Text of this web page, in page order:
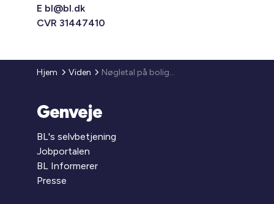
E bl@bl.dk
CVR 31447410
Hjem Viden Nøgletal på boligområder kan bestilles hos Danmarks Statistik
Genveje
BL's selvbetjening
Jobportalen
BL Informerer
Presse